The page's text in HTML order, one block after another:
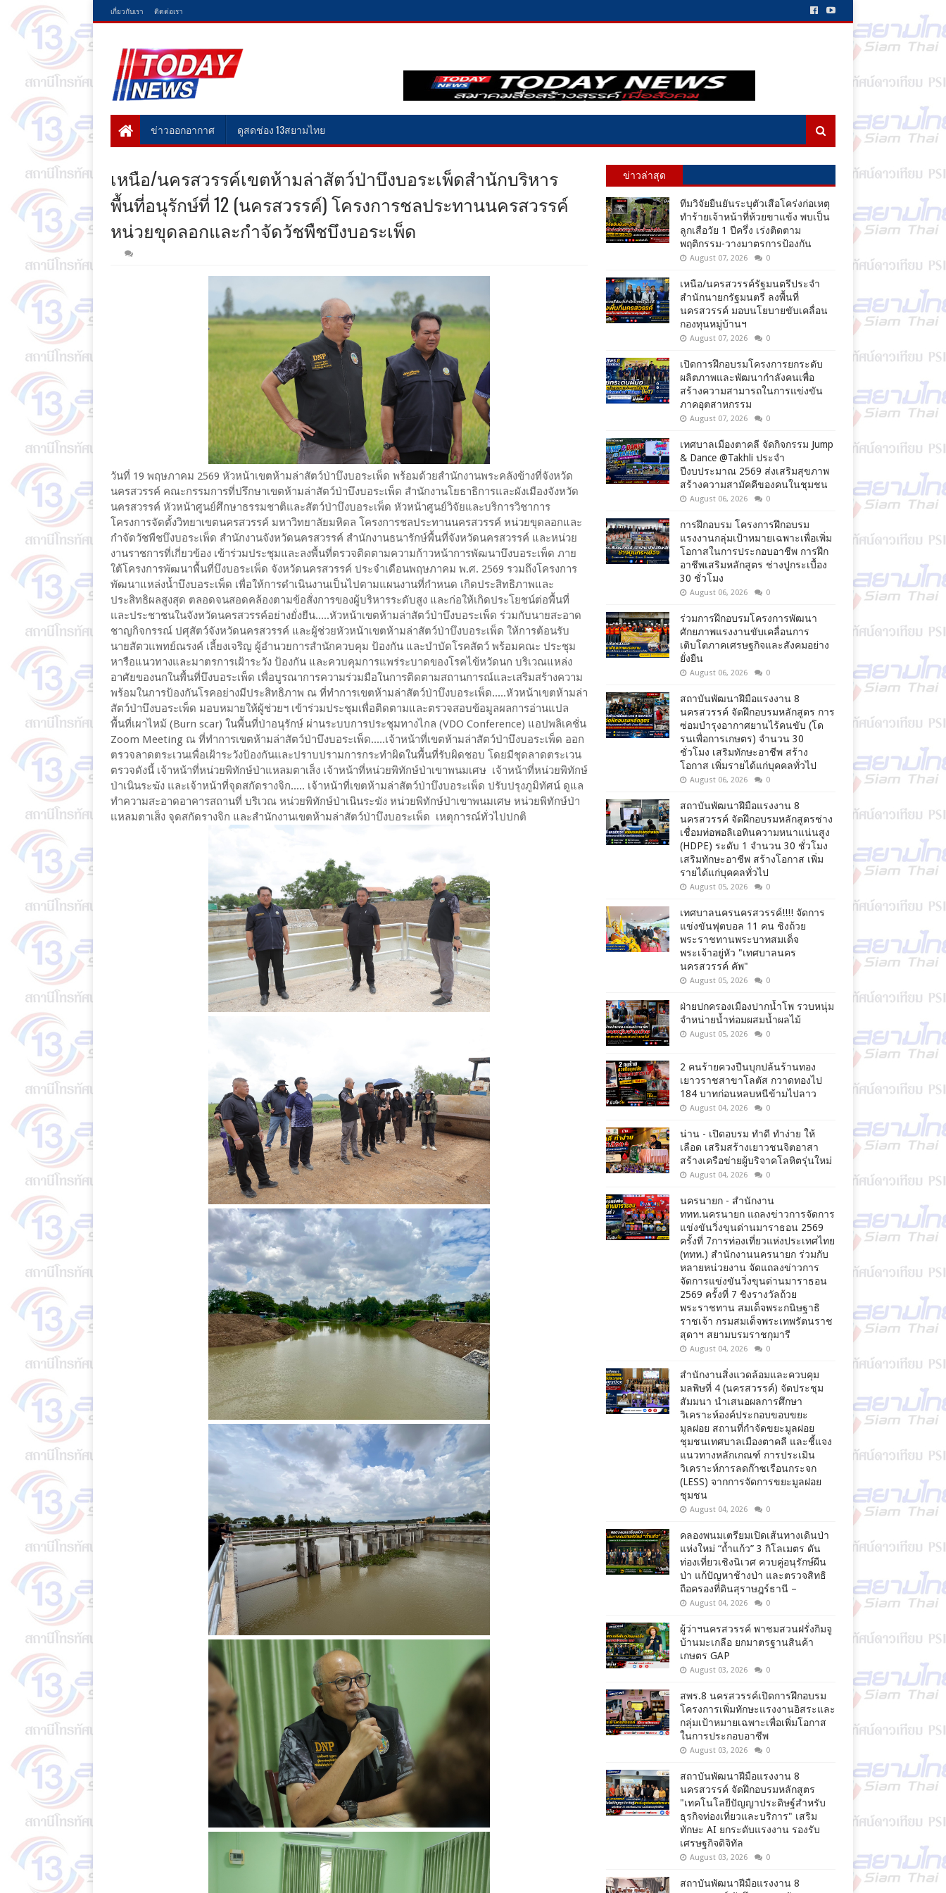
เกี่ยวกับเรา ติดต่อเรา
ข่าวออกอากาศ ดูสดช่อง 13สยามไทย
เหนือ/นครสวรรค์เขตห้ามล่าสัตว์ป่าบึงบอระเพ็ดสำนักบริหาร
พื้นที่อนุรักษ์ที่ 12 (นครสวรรค์) โครงการชลประทานนครสวรรค์
หน่วยขุดลอกและกำจัดวัชพืชบึงบอระเพ็ด
วันที่​ 19 พฤษภาคม 2569 หัวหน้าเขตห้ามล่าสัตว์ป่าบึงบอระเพ็ด พร้อมด้วยสำนักงานพระคลังข้างที่จังหวัด
นครสวรรค์ คณะกรรมการที่ปรึกษาเขตห้ามล่าสัตว์ป่าบึงบอระเพ็ด สำนักงานโยธาธิการและผังเมืองจังหวัด
นครสวรรค์ หัวหน้าศูนย์ศึกษาธรรมชาติและสัตว์ป่าบึงบอระเพ็ด หัวหน้าศูนย์วิจัยและบริการวิชาการ
โครงการจัดตั้งวิทยาเขตนครสวรรค์ มหาวิทยาลัยมหิดล โครงการชลประทานนครสวรรค์ หน่วยขุดลอกและ
กำจัดวัชพืชบึงบอระเพ็ด สำนักงานจังหวัดนครสวรรค์ สำนักงานธนารักษ์พื้นที่จังหวัดนครสวรรค์ และหน่วย
งานราชการที่เกี่ยวข้อง เข้าร่วมประชุมและลงพื้นที่ตรวจติดตามความก้าวหน้าการพัฒนาบึงบอระเพ็ด ภาย
ใต้โครงการพัฒนาพื้นที่บึงบอระเพ็ด จังหวัดนครสวรรค์ ประจำเดือนพฤษภาคม พ.ศ. 2569 รวมถึงโครงการ
พัฒนาแหล่งน้ำบึงบอระเพ็ด เพื่อให้การดำเนินงานเป็นไปตามแผนงานที่กำหนด เกิดประสิทธิภาพและ
ประสิทธิผลสูงสุด ตลอดจนสอดคล้องตามข้อสั่งการของผู้บริหารระดับสูง และก่อให้เกิดประโยชน์ต่อพื้นที่
และประชาชนในจังหวัดนครสวรรค์อย่างยั่งยืน.....หัวหน้าเขตห้ามล่าสัตว์ป่าบึงบอระเพ็ด ร่วมกับนายสะอาด
ชาญกิจกรรณ์ ปศุสัตว์จังหวัดนครสวรรค์ และผู้ช่วยหัวหน้าเขตห้ามล่าสัตว์ป่าบึงบอระเพ็ด ให้การต้อนรับ
นายสัตวแพทย์ณรงค์ เลี้ยงเจริญ ผู้อำนวยการสำนักควบคุม ป้องกัน และบำบัดโรคสัตว์ พร้อมคณะ ประชุม
หารือแนวทางและมาตรการเฝ้าระวัง ป้องกัน และควบคุมการแพร่ระบาดของโรคไข้หวัดนก บริเวณแหล่ง
อาศัยของนกในพื้นที่บึงบอระเพ็ด เพื่อบูรณาการความร่วมมือในการติดตามสถานการณ์และเสริมสร้างความ
พร้อมในการป้องกันโรคอย่างมีประสิทธิภาพ ณ ที่ทำการเขตห้ามล่าสัตว์ป่าบึงบอระเพ็ด.....หัวหน้าเขตห้ามล่า
สัตว์ป่าบึงบอระเพ็ด มอบหมายให้ผู้ช่วยฯ เข้าร่วมประชุมเพื่อติดตามและตรวจสอบข้อมูลผลการอ่านแปล
พื้นที่เผาไหม้ (Burn scar) ในพื้นที่ป่าอนุรักษ์ ผ่านระบบการประชุมทางไกล (VDO Conference) แอปพลิเคชั่น
Zoom Meeting ณ ที่ทำการเขตห้ามล่าสัตว์ป่าบึงบอระเพ็ด.....เจ้าหน้าที่เขตห้ามล่าสัตว์ป่าบึงบอระเพ็ด ออก
ตรวจลาดตระเวนเพื่อเฝ้าระวังป้องกันและปราบปรามการกระทำผิดในพื้นที่รับผิดชอบ โดยมีชุดลาดตระเวน
ตรวจดังนี้ เจ้า​หน้าที่​หน่วยพิทักษ์ป่าแหลมตาเส็ง เจ้าหน้าที่​หน่วย​พิทักษ์​ป่า​เขาพนม​เศษ​ เจ้าหน้าที่หน่วยพิทักษ์
ป่าเนินระฆัง และเจ้า​หน้าที่​จุดสกัดรางจิก..... เจ้าหน้าที่เขตห้ามล่าสัตว์ป่าบึงบอระเพ็ด ปรับปรุงภูมิทัศน์ ดูแล
ทำความสะอาดอาคารสถานที่ บริเวณ หน่วยพิทักษ์ป่าเนินระฆัง หน่วยพิทักษ์ป่าเขาพนมเศษ หน่วยพิทักษ์ป่า
แหลมตาเส็ง จุดสกัดรางจิก และสำนักงานเขตห้ามล่าสัตว์ป่าบึงบอระเพ็ด เหตุการณ์ทั่วไปปกติ
ข่าวล่าสุด
ทีมวิจัยยืนยันระบุตัวเสือโคร่งก่อเหตุ
ทำร้ายเจ้าหน้าที่ห้วยขาแข้ง พบเป็น
ลูกเสือวัย 1 ปีครึ่ง เร่งติดตาม
พฤติกรรม-วางมาตรการป้องกัน
August 07, 2026 0
เหนือ/นครสวรรค์รัฐมนตรีประจำ
สำนักนายกรัฐมนตรี ลงพื้นที่
นครสวรรค์ มอบนโยบายขับเคลื่อน
กองทุนหมู่บ้านฯ
August 07, 2026 0
เปิดการฝึกอบรมโครงการยกระดับ
ผลิตภาพและพัฒนากำลังคนเพื่อ
สร้างความสามารถในการแข่งขัน
ภาคอุตสาหกรรม
August 07, 2026 0
เทศบาลเมืองตาคลี จัดกิจกรรม Jump
& Dance @Takhli ประจำ
ปีงบประมาณ 2569 ส่งเสริมสุขภาพ
สร้างความสามัคคีของคนในชุมชน
August 06, 2026 0
การฝึกอบรม โครงการฝึกอบรม
แรงงานกลุ่มเป้าหมายเฉพาะเพื่อเพิ่ม
โอกาสในการประกอบอาชีพ การฝึก
อาชีพเสริมหลักสูตร ช่างปูกระเบื้อง
30 ชั่วโมง
August 06, 2026 0
ร่วมการฝึกอบรมโครงการพัฒนา
ศักยภาพแรงงานขับเคลื่อนการ
เติบโตภาคเศรษฐกิจและสังคมอย่าง
ยั่งยืน
August 06, 2026 0
สถาบันพัฒนาฝีมือแรงงาน 8
นครสวรรค์ จัดฝึกอบรมหลักสูตร การ
ซ่อมบำรุงอากาศยานไร้คนขับ (โด
รนเพื่อการเกษตร) จำนวน 30
ชั่วโมง เสริมทักษะอาชีพ สร้าง
โอกาส เพิ่มรายได้แก่บุคคลทั่วไป
August 06, 2026 0
สถาบันพัฒนาฝีมือแรงงาน 8
นครสวรรค์ จัดฝึกอบรมหลักสูตรช่าง
เชื่อมท่อพอลิเอทินความหนาแน่นสูง
(HDPE) ระดับ 1 จำนวน 30 ชั่วโมง
เสริมทักษะอาชีพ สร้างโอกาส เพิ่ม
รายได้แก่บุคคลทั่วไป
August 05, 2026 0
เทศบาลนครนครสวรรค์!!!! จัดการ
แข่งขันฟุตบอล 11 คน ชิงถ้วย
พระราชทานพระบาทสมเด็จ
พระเจ้าอยู่หัว "เทศบาลนคร
นครสวรรค์ คัพ"
August 05, 2026 0
ฝ่ายปกครองเมืองปากน้ำโพ รวบหนุ่ม
จำหน่ายน้ำท่อมผสมน้ำผลไม้
August 05, 2026 0
2 คนร้ายควงปืนบุกปล้นร้านทอง
เยาวราชสาขาโลตัส กวาดทองไป
184 บาทก่อนหลบหนีข้ามไปลาว
August 04, 2026 0
น่าน - เปิดอบรม ทำดี ทำง่าย ให้
เลือด เสริมสร้างเยาวชนจิตอาสา
สร้างเครือข่ายผู้บริจาคโลหิตรุ่นใหม่
August 04, 2026 0
นครนายก - สำนักงาน
ททท.นครนายก แถลงข่าวการจัดการ
แข่งขันวิ่งขุนด่านมาราธอน 2569
ครั้งที่ 7การท่องเที่ยวแห่งประเทศไทย
(ททท.) สำนักงานนครนายก ร่วมกับ
หลายหน่วยงาน จัดแถลงข่าวการ
จัดการแข่งขันวิ่งขุนด่านมาราธอน
2569 ครั้งที่ 7 ชิงรางวัลถ้วย
พระราชทาน สมเด็จพระกนิษฐาธิ
ราชเจ้า กรมสมเด็จพระเทพรัตนราช
สุดาฯ สยามบรมราชกุมารี
August 04, 2026 0
สำนักงานสิ่งแวดล้อมและควบคุม
มลพิษที่ 4 (นครสวรรค์) จัดประชุม
สัมมนา นำเสนอผลการศึกษา
วิเคราะห์องค์ประกอบขอบขยะ
มูลฝอย สถานที่กำจัดขยะมูลฝอย
ชุมชนเทศบาลเมืองตาคลี และชี้แจง
แนวทางหลักเกณฑ์ การประเมิน
วิเคราะห์การลดก๊าซเรือนกระจก
(LESS) จากการจัดการขยะมูลฝอย
ชุมชน
August 04, 2026 0
คลองพนมเตรียมเปิดเส้นทางเดินป่า
แห่งใหม่ “ถ้ำแก้ว” 3 กิโลเมตร ดัน
ท่องเที่ยวเชิงนิเวศ ควบคู่อนุรักษ์ผืน
ป่า แก้ปัญหาช้างป่า และตรวจสิทธิ
ถือครองที่ดินสุราษฎร์ธานี –
August 04, 2026 0
ผู้ว่าฯนครสวรรค์ พาชมสวนฝรั่งกิมจู
บ้านมะเกลือ ยกมาตรฐานสินค้า
เกษตร GAP
August 03, 2026 0
สพร.8 นครสวรรค์เปิดการฝึกอบรม
โครงการเพิ่มทักษะแรงงานอิสระและ
กลุ่มเป้าหมายเฉพาะเพื่อเพิ่มโอกาส
ในการประกอบอาชีพ
August 03, 2026 0
สถาบันพัฒนาฝีมือแรงงาน 8
นครสวรรค์ จัดฝึกอบรมหลักสูตร
"เทคโนโลยีปัญญาประดิษฐ์สำหรับ
ธุรกิจท่องเที่ยวและบริการ" เสริม
ทักษะ AI ยกระดับแรงงาน รองรับ
เศรษฐกิจดิจิทัล
August 03, 2026 0
สถาบันพัฒนาฝีมือแรงงาน 8